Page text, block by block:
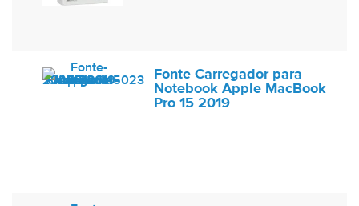
Fonte Carregador para
Notebook Apple MacBook
Pro 15 2019